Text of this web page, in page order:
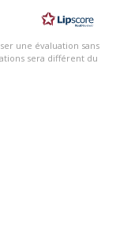
étoiles
sur
5
une évaluation sans
sera différent du